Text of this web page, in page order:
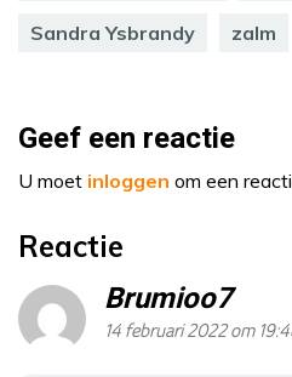
Sandra Ysbrandy zalm
Geef een reactie
U moet inloggen om een
Reactie
Brumioo7
14 februari 2022 om